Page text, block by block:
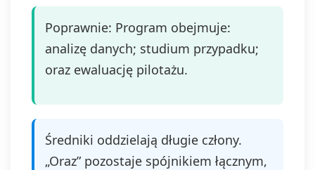
Poprawnie: Program obejmuje:
analizę danych; studium przypadku;
oraz ewaluację pilotażu.
Średniki oddzielają długie człony.
„Oraz” pozostaje spójnikiem łącznym,